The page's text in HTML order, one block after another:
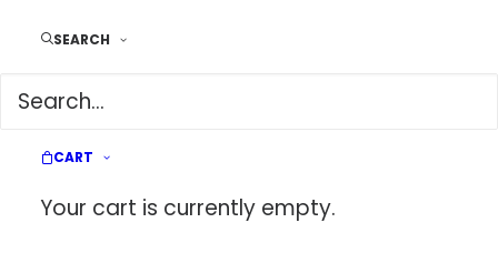
SEARCH
CART
Your cart is currently empty.
ICH BIN JETZT MATHELEHRERIN